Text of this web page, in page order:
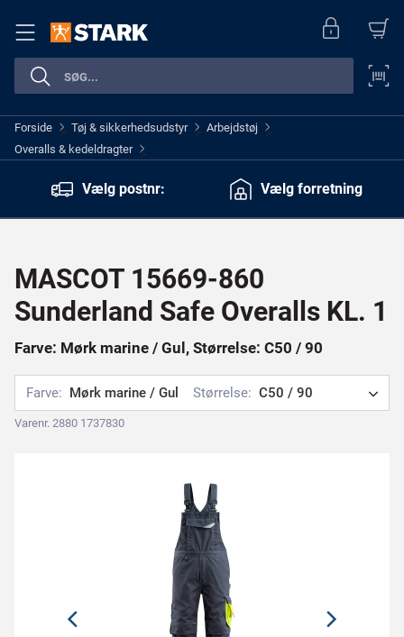
Forside > Tøj & sikkerhedsudstyr > Arbejdstøj >
Overalls & kedeldragter >
Vælg postnr:
Vælg forretning
MASCOT 15669-860
Sunderland Safe Overalls KL. 1
Farve: Mørk marine / Gul, Størrelse: C50 / 90
Farve: Mørk marine / Gul Størrelse: C50 / 90
Varenr. 2880 1737830